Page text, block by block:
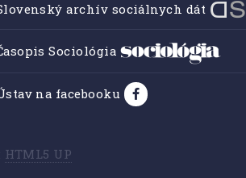
archív sociálnych dát
Sociológia
na facebooku
HTML5 UP